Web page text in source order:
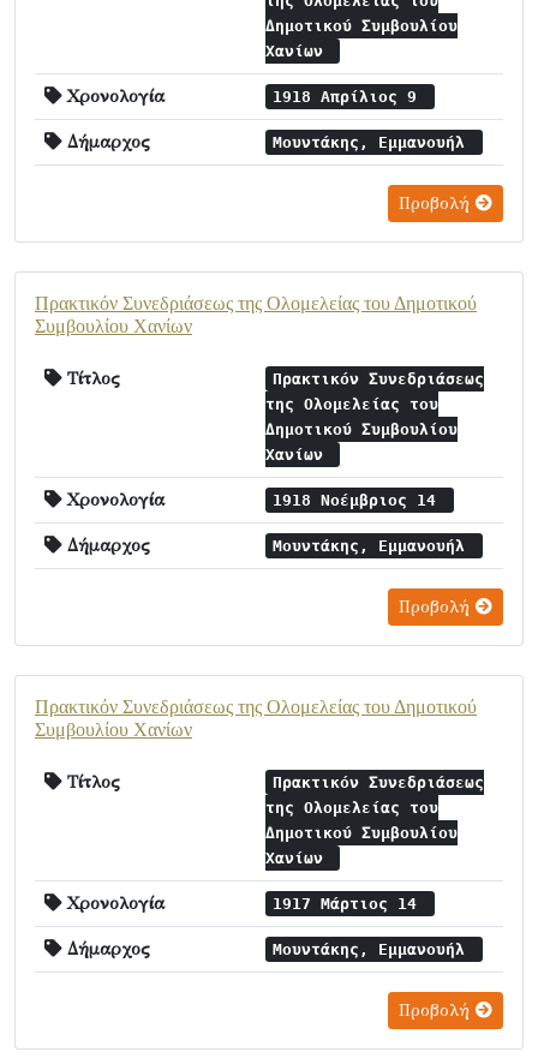
Δημοτικού Συμβουλίου
Χανίων
Χρονολογία 1918 Απρίλιος 9
Δήμαρχος Μουντάκης, Εμμανουήλ
Προβολή
Πρακτικόν Συνεδριάσεως της Ολομελείας του Δημοτικού
Συμβουλίου Χανίων
Τίτλος
Πρακτικόν Συνεδριάσεως
της Ολομελείας του
Δημοτικού Συμβουλίου
Χανίων
Χρονολογία 1918 Νοέμβριος 14
Δήμαρχος Μουντάκης, Εμμανουήλ
Προβολή
Πρακτικόν Συνεδριάσεως της Ολομελείας του Δημοτικού
Συμβουλίου Χανίων
Τίτλος
Πρακτικόν Συνεδριάσεως
της Ολομελείας του
Δημοτικού Συμβουλίου
Χανίων
Χρονολογία 1917 Μάρτιος 14
Δήμαρχος Μουντάκης, Εμμανουήλ
Προβολή